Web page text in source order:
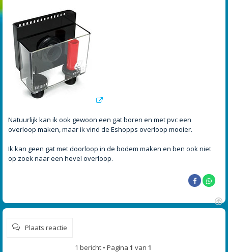
Natuurlijk kan ik ook gewoon een gat boren en met pvc een
overloop maken, maar ik vind de Eshopps overloop mooier.
Ik kan geen gat met doorloop in de bodem maken en ben ook niet
op zoek naar een hevel overloop.
O
Plaats reactie
1 bericht • Pagina 1 van 1